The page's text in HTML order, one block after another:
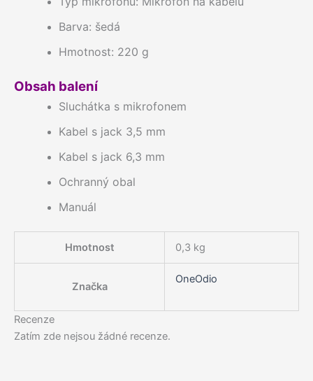
Barva: šedá
Hmotnost: 220 g
Obsah balení
Sluchátka s mikrofonem
Kabel s jack 3,5 mm
Kabel s jack 6,3 mm
Ochranný obal
Manuál
Hmotnost 0,3 kg
Značka
OneOdio
Recenze
Zatím zde nejsou žádné recenze.